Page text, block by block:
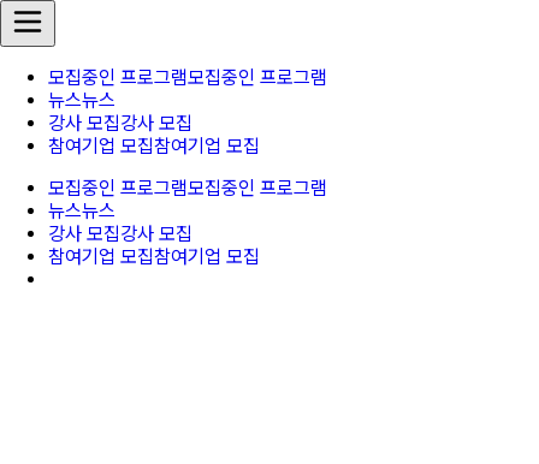
모집중인 프로그램모집중인 프로그램
뉴스뉴스
강사 모집강사 모집
참여기업 모집참여기업 모집
모집중인 프로그램모집중인 프로그램
뉴스뉴스
강사 모집강사 모집
참여기업 모집참여기업 모집